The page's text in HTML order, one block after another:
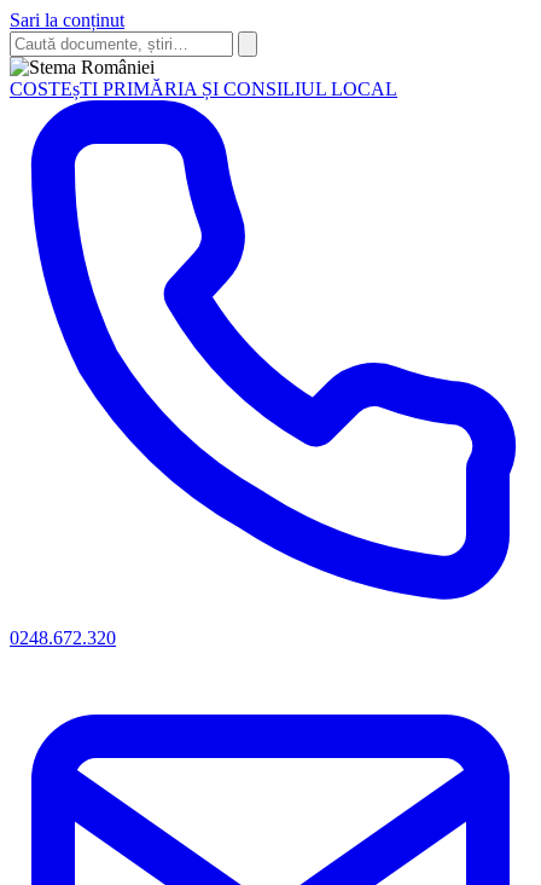
Sari la conținut
Caută
în
site
Caută
COSTEșTI PRIMĂRIA ȘI CONSILIUL LOCAL
0248.672.320